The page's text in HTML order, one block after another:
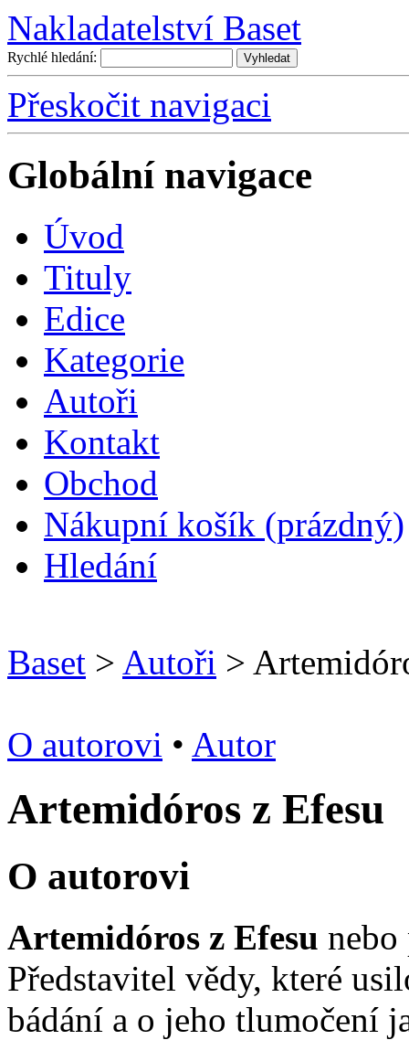
Nakladatelství Baset
Rychlé hledání:
Přeskočit navigaci
Globální navigace
Úvod
Tituly
Edice
Kategorie
Autoři
Kontakt
Obchod
Nákupní košík (prázdný)
Hledání
Baset > Autoři >
O autorovi • Autor
Artemidóros z Efesu
O autorovi
Artemidóros z Efesu
Představitel vědy, které
bádání a o jeho tlumočení